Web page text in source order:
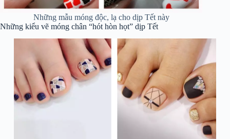
Những mẫu móng độc, lạ cho dịp Tết này
Những kiểu vẽ móng chân “hót hòn họt” dịp Tết